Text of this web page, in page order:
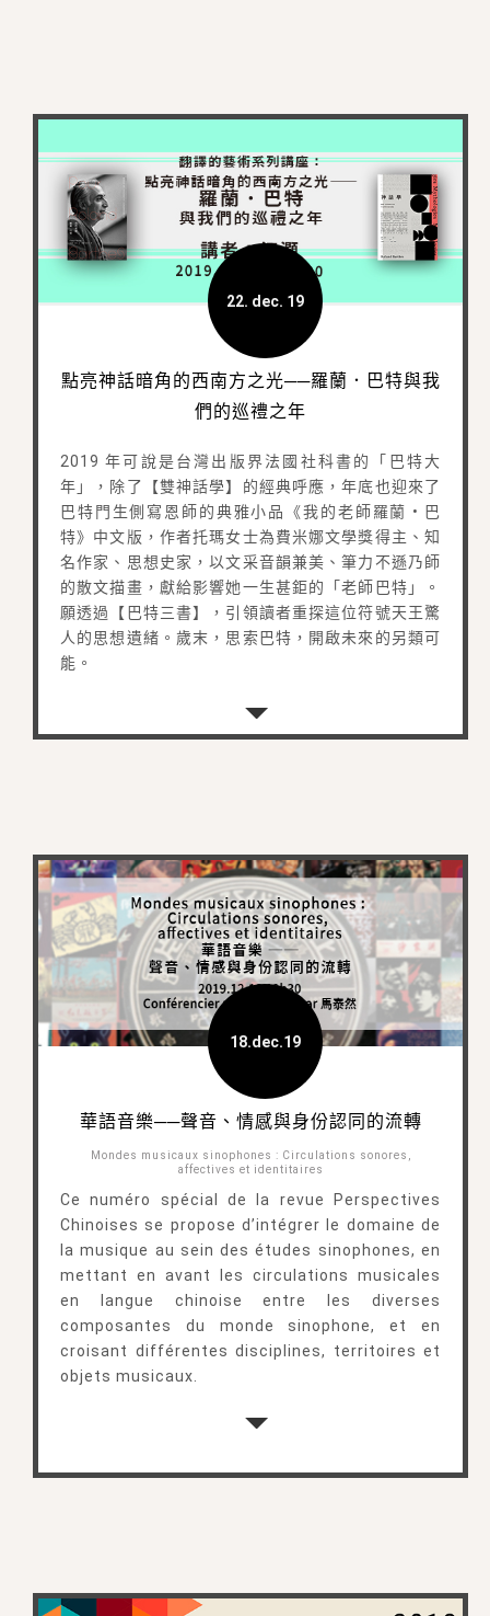
22. dec. 19
點亮神話暗角的西南方之光──羅蘭．巴特與我
們的巡禮之年
2019 年可說是台灣出版界法國社科書的「巴特大
年」，除了【雙神話學】的經典呼應，年底也迎來了
巴特門生側寫恩師的典雅小品《我的老師羅蘭 • 巴
特》中文版，作者托瑪女士為費米娜文學獎得主、知
名作家、思想史家，以文采音韻兼美、筆力不遜乃師
的散文描畫，獻給影響她一生甚鉅的「老師巴特」。
願透過【巴特三書】，引領讀者重探這位符號天王驚
人的思想遺緒。歲末，思索巴特，開啟未來的另類可
能。
18.dec.19
華語音樂──聲音、情感與身份認同的流轉
Mondes musicaux sinophones : Circulations sonores,
affectives et identitaires
Ce numéro spécial de la revue Perspectives
Chinoises se propose d’intégrer le domaine de
la musique au sein des études sinophones, en
mettant en avant les circulations musicales
en langue chinoise entre les diverses
composantes du monde sinophone, et en
croisant différentes disciplines, territoires et
objets musicaux.